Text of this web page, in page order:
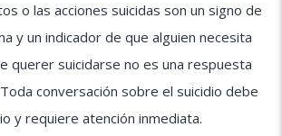
o las acciones suicidas son un signo de
y un indicador de que alguien necesita
querer suicidarse no es una respuesta
conversación sobre el suicidio debe
y requiere atención inmediata.